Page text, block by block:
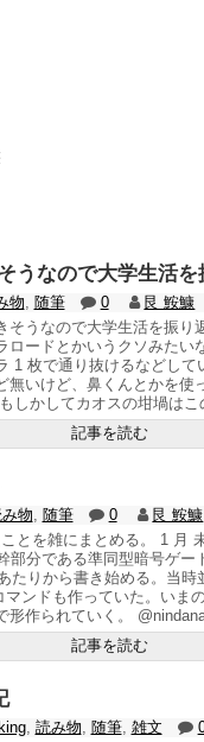
うなので大学生活
物, 随筆 0
艮 鮟鱇
そうなので大学生活を振り
ロードとかいうクソみたい
1 枚で通り抜けるなどして
無いけど、鼻くんとかを使
しかしてカオスの坩堝は
記事を読む
物, 随筆 0
艮 鮟鱇
とを雑にまとめる。 1 月
部分である準同型暗号ゲー
たりから書き始める。当時
ンドも作っていた。いま
形作られていく。
記事を読む
, 読み物, 随筆, 雑文